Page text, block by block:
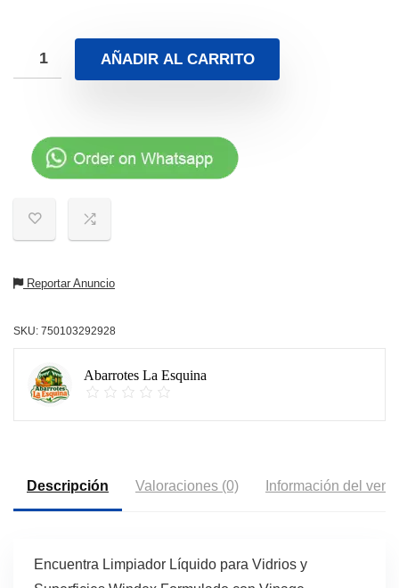
AÑADIR AL CARRITO
Reportar Anuncio
SKU: 750103292928
Abarrotes La Esquina
Descripción Valoraciones (0) Información del
Encuentra Limpiador Líquido para Vidrios y